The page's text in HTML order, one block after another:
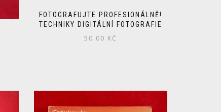
FOTOGRAFUJTE PROFESIONÁLNĚ!
TECHNIKY DIGITÁLNÍ FOTOGRAFIE
50.00 KČ